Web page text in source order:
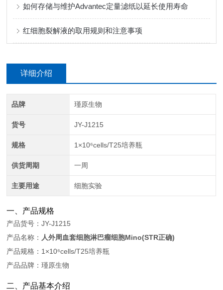
如何存储与维护Advantec定量滤纸以延长使用寿命
红细胞裂解液的取用规则和注意事项
详细介绍
品牌 瑾原生物
货号 JY-J1215
规格 1×10⁶cells/T25培养瓶
供货周期 一周
主要用途 细胞实验
一、产品规格
产品货号：JY-J1215
产品名称： 人外周血套细胞淋巴瘤细胞Mino(STR正确)
产品规格：1×10⁶cells/T25培养瓶
产品品牌：瑾原生物
二、产品基本介绍